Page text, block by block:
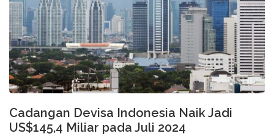
Cadangan Devisa Indonesia Naik Jadi
US$145,4 Miliar pada Juli 2024